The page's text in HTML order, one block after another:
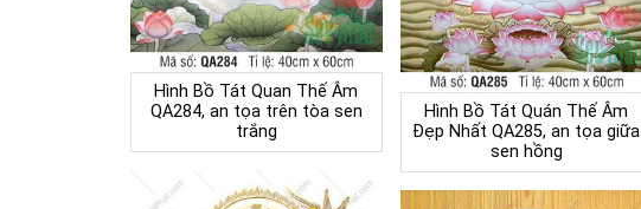
Hình Bồ Tát Quan Thế Âm
QA284, an tọa trên tòa sen
trắng
Hình Bồ Tát Quán Thế Âm
Đẹp Nhất QA285, an tọa giữa
sen hồng